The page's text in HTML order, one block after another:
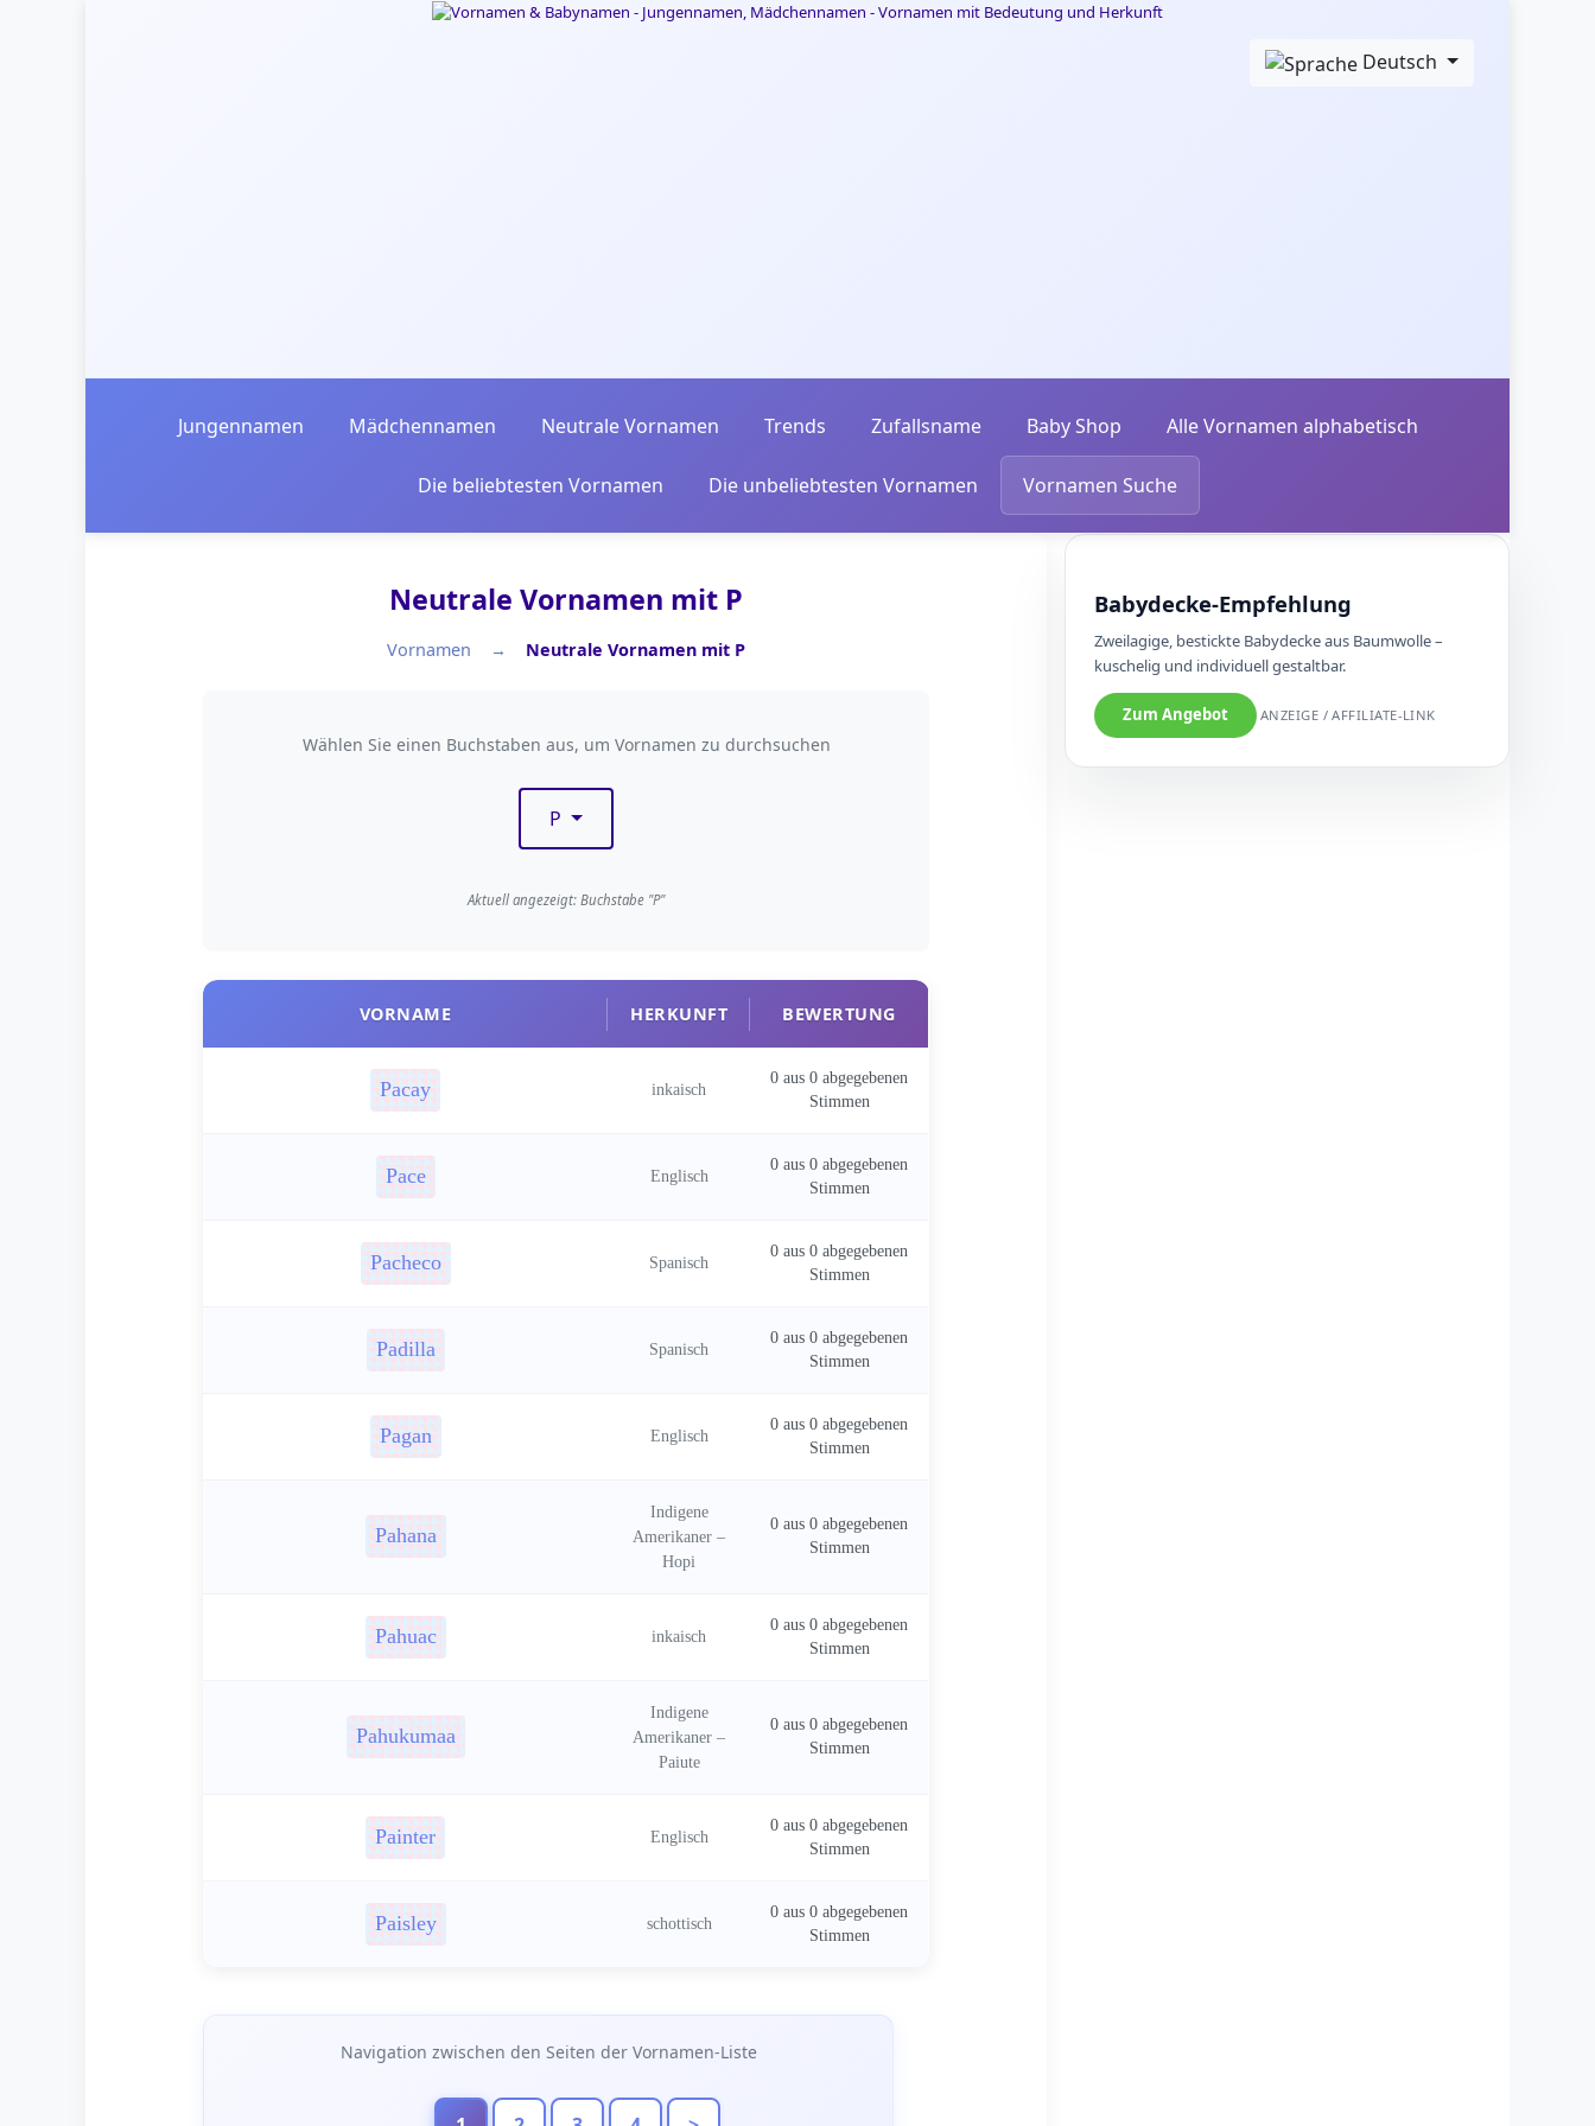
Deutsch
Jungennamen Mädchennamen Neutrale Vornamen Trends Zufallsname Baby Shop Alle Vornamen alphabetisch
Die beliebtesten Vornamen Die unbeliebtesten Vornamen Vornamen Suche
Neutrale Vornamen mit P
Vornamen Neutrale Vornamen mit P
Nach Anfangsbuchstaben filtern
Wählen Sie einen Buchstaben aus, um Vornamen zu durchsuchen
P
Aktuell angezeigt: Buchstabe "P"
VORNAME HERKUNFT BEWERTUNG
Pacay inkaisch
0 aus 0 abgegebenen
Stimmen
Pace Englisch
0 aus 0 abgegebenen
Stimmen
Pacheco Spanisch
0 aus 0 abgegebenen
Stimmen
Padilla Spanisch
0 aus 0 abgegebenen
Stimmen
Pagan Englisch
0 aus 0 abgegebenen
Stimmen
Pahana
Indigene
Amerikaner –
Hopi
0 aus 0 abgegebenen
Stimmen
Pahuac inkaisch
0 aus 0 abgegebenen
Stimmen
Pahukumaa
Indigene
Amerikaner –
Paiute
0 aus 0 abgegebenen
Stimmen
Painter Englisch
0 aus 0 abgegebenen
Stimmen
Paisley schottisch
0 aus 0 abgegebenen
Stimmen
Seitennavigation
Navigation zwischen den Seiten der Vornamen-Liste
Babydecke-Empfehlung
Zweilagige, bestickte Babydecke aus Baumwolle –
kuschelig und individuell gestaltbar.
Zum Angebot ANZEIGE / AFFILIATE-LINK